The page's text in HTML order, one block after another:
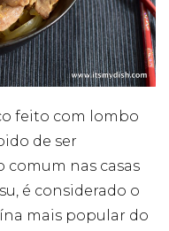
feito com lombo
de ser
comum nas casas
é considerado o
mais popular do